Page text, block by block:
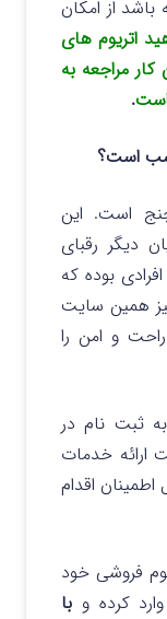
از امکان
اتریوم های
مراجعه به
.
است؟
است. این
دیگر رقبای
بوده که
همین سایت
و امن را
ثبت نام در
ارائه خدمات
اقدام
فروشی خود
کرده و با